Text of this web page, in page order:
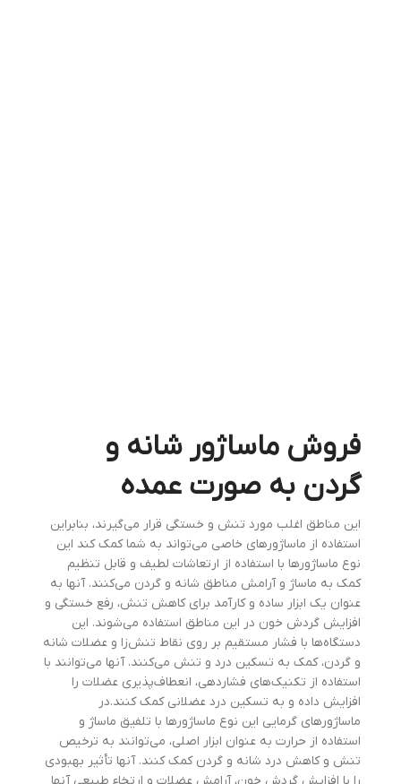
فروش ماساژور شانه و
گردن به صورت عمده
این مناطق اغلب مورد تنش و خستگی قرار می‌گیرند، بنابراین
استفاده از ماساژورهای خاصی می‌تواند به شما کمک کند این
نوع ماساژورها با استفاده از ارتعاشات لطیف و قابل تنظیم
کمک به ماساژ و آرامش مناطق شانه و گردن می‌کنند. آنها به
عنوان یک ابزار ساده و کارآمد برای کاهش تنش، رفع خستگی و
افزایش گردش خون در این مناطق استفاده می‌شوند. این
دستگاه‌ها با فشار مستقیم بر روی نقاط تنش‌زا و عضلات شانه
و گردن، کمک به تسکین درد و تنش می‌کنند. آنها می‌توانند با
استفاده از تکنیک‌های فشاردهی، انعطاف‌پذیری عضلات را
افزایش داده و به تسکین درد عضلانی کمک کنند.در
ماساژورهای گرمایی این نوع ماساژورها با تلفیق ماساژ و
استفاده از حرارت به عنوان ابزار اصلی، می‌توانند به ترخیص
تنش و کاهش درد شانه و گردن کمک کنند. آنها تأثیر بهبودی